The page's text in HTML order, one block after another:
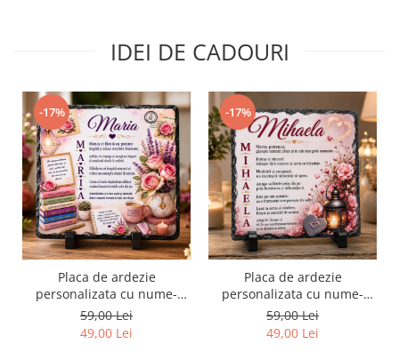
IDEI DE CADOURI
-17%
Placa de ardezie
personalizata cu nume-
Maria
59,00 Lei
49,00 Lei
-17%
Placa de ardezie
personalizata cu nume-
Mihaela
59,00 Lei
49,00 Lei